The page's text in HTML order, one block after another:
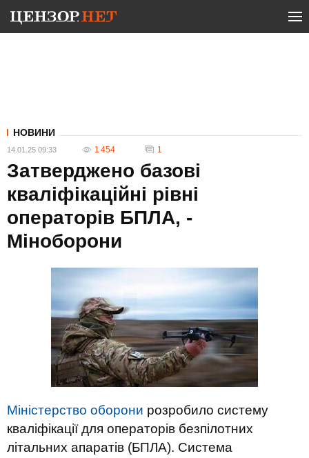
НОВИНИ
14.01.25 09:33 1 454 1
Затверджено базові
кваліфікаційні рівні
операторів БПЛА, -
Міноборони
Міністерство оборони розробило систему
кваліфікації для операторів безпілотних
літальних апаратів (БПЛА). Система